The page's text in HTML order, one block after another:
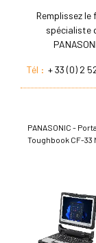
Remplissez
spécialiste
Tél : + 33 (0) 2
PANASONIC -
Toughbook CF-33